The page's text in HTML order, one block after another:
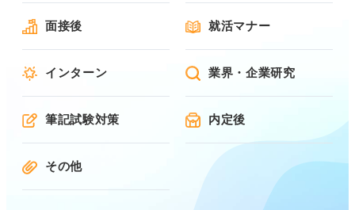
面接後 就活マナー
インターン 業界・企業研究
筆記試験対策 内定後
その他